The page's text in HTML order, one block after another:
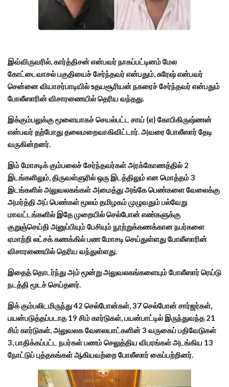
இவ்விருவரில், கார்த்திசன் என்பவர் நாகப்பட்டினம் மேல
கோட்டைவாசல் பகுதியைச் சேர்ந்தவர் என்பதும், சுரேஷ் என்பவர்
சென்னை வியாசர்பாடியில் உதயசூரியன் நகரைச் சேர்ந்தவர் என்பதும்
போலீஸாரின் விசாரணையில் தெரிய வந்தது.
இக்கும்பலுக்கு மூளையாகச் செயல்பட்ட சாய் (எ) கோபிகிருஷ்ணன்
என்பவர் தற்போது தலைமறைவாகிவிட்டார். அவரை போலீஸார் தேடி
வருகின்றனர்.
இம் மோசடிக் கும்பலைச் சேர்ந்தவர்கள் அரக்கோணத்தில் 2
இடங்களிலும், திருவள்ளுரில் ஒரு இடத்திலும் என மொத்தம் 3
இடங்களில் அலுவலகங்கள் அமைத்து அங்கே பெண்களை வேலைக்கு
அமர்த்தி அப் பெண்கள் மூலம் தமிழகம் முழுவதும் பல்வேறு
மாவட்டங்களில் இதே முறையில் செல்போன் எண்களுக்கு
குறுஞ்செய்தி அனுப்பியும் பேசியும் நூற்றுக்கணக்கான நபர்களை
ஏமாற்றி லட்சக் கணக்கில் பண மோசடி செய்துள்ளது போலீஸாரின்
விசாரணையில் தெரிய வந்துள்ளது.
இதைத் தொடர்ந்து அம் மூன்று அலுவலகங்களையும் போலீஸார் ரெய்டு
நடத்தி மூடச் செய்தனர்.
இக் கும்பலிடமிருந்து 42 செல்போன்கள், 37 செல்போன் சார்ஜர்கள்,
பயன்படுத்தப்படாத 19 சிம் கார்டுகள், பயன்பாட்டில் இருந்துவந்த 21
சிம் கார்டுகள், அலுவலக வேலையாட்களின் 3 வருகைப் பதிவேடுகள்
3, பாதிக்கப்பட்ட நபர்கள் பணம் செலுத்திய விபரங்கள் அடங்கிய 13
நோட்டுப் புத்தகங்கள் ஆகியவற்றை போலீஸார் கைப்பற்றினர்.